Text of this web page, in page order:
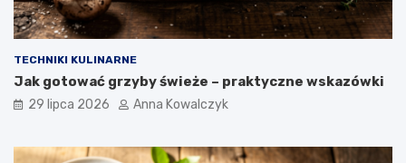
TECHNIKI KULINARNE
Jak gotować grzyby świeże – praktyczne wskazówki
29 lipca 2026 Anna Kowalczyk